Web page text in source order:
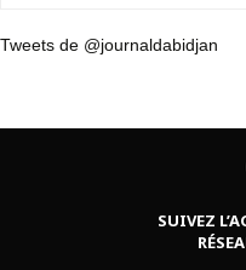
Tweets de @journaldabidjan
SUIVEZ